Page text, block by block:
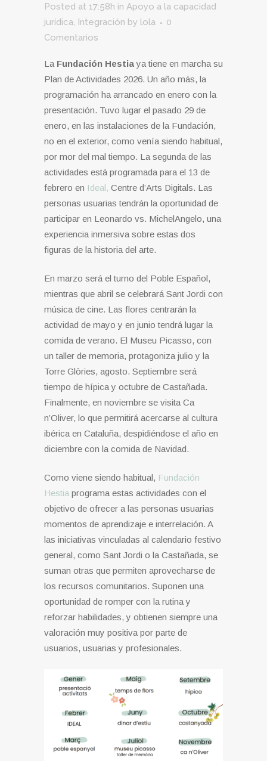
Posted at 17:58h in Apoyo a la capacidad
jurídica, Integración by lola
0
Comentarios
La Fundación Hestiaya tiene en marcha su
Plan de Actividades 2026. Un año más, la
programación ha arrancado en enero con la
presentación. Tuvo lugar el pasado 29 de
enero, en las instalaciones de la Fundación,
no en el exterior, como venía siendo habitual,
por mor del mal tiempo. La segunda de las
actividades está programada para el 13 de
febrero en Ideal, Centre d’Arts Digitals. Las
personas usuarias tendrán la oportunidad de
participar en Leonardo vs. MichelAngelo, una
experiencia inmersiva sobre estas dos
figuras de la historia del arte.
En marzo será el turno del Poble Español,
mientras que abril se celebrará Sant Jordi con
música de cine. Las flores centrarán la
actividad de mayo y en junio tendrá lugar la
comida de verano. El Museu Picasso, con
un taller de memoria, protagoniza julio y la
Torre Glòries, agosto. Septiembre será
tiempo de hípica y octubre de Castañada.
Finalmente, en noviembre se visita Ca
n’Oliver, lo que permitirá acercarse al cultura
ibérica en Cataluña, despidiéndose el año en
diciembre con la comida de Navidad.
Como viene siendo habitual, Fundación
Hestia programa estas actividades con el
objetivo de ofrecer a las personas usuarias
momentos de aprendizaje e interrelación. A
las iniciativas vinculadas al calendario festivo
general, como Sant Jordi o la Castañada, se
suman otras que permiten aprovecharse de
los recursos comunitarios. Suponen una
oportunidad de romper con la rutina y
reforzar habilidades, y obtienen siempre una
valoración muy positiva por parte de
usuarios, usuarias y profesionales.